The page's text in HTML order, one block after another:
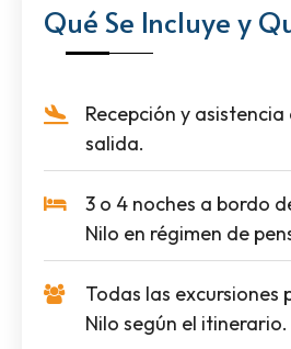
Qué Se Incluye y
Recepción y
salida.
3 o 4 noches a bordo
Nilo en régimen de
Todas las excursiones
Nilo según el itinerario.